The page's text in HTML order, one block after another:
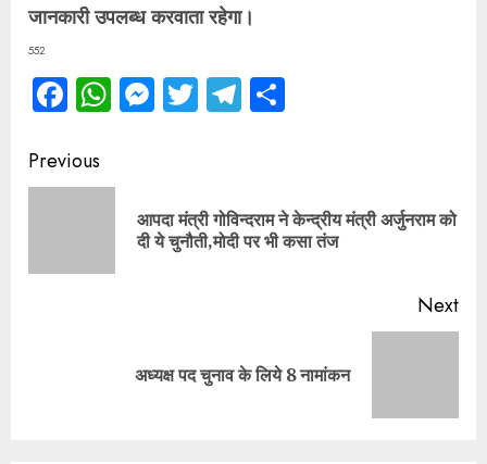
जानकारी उपलब्ध करवाता रहेगा।
552
Facebook
WhatsApp
Messenger
TwitterTelegram
Continue
Reading
Previous
आपदा मंत्री गोविन्दराम ने केन्द्रीय मंत्री अर्जुनराम को
दी ये चुनौती,मोदी पर भी कसा तंज
Next
अध्यक्ष पद चुनाव के लिये 8 नामांकन